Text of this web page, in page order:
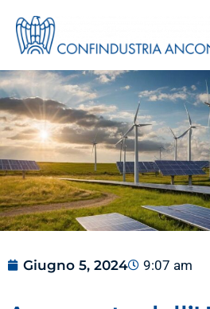
Giugno 5, 2024 9:07 am